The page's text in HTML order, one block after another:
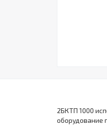
2БКТП 1000
оборудование